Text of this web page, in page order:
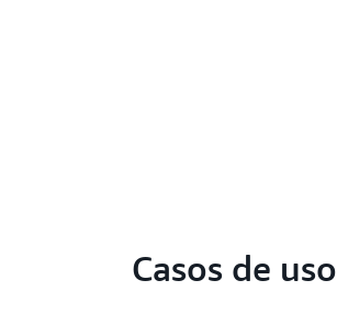
Casos de uso